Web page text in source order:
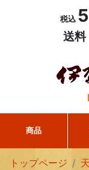
税込
送料
商品
トップページ